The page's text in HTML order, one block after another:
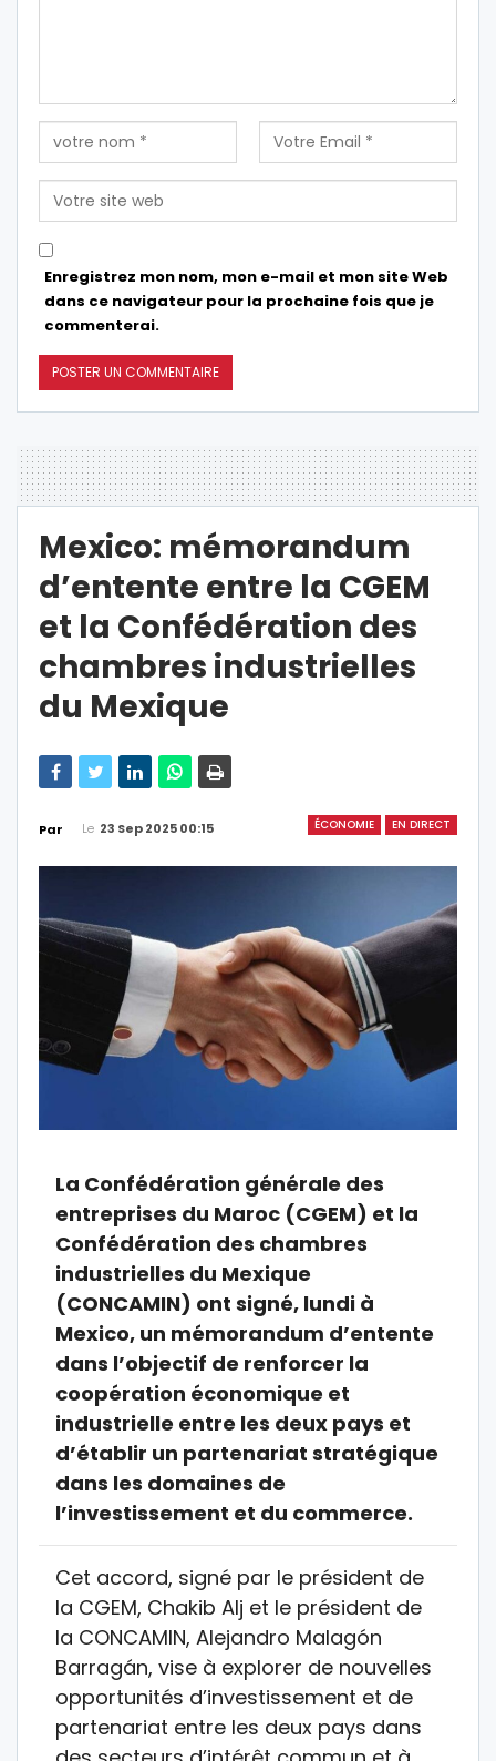
Enregistrez mon nom, mon e-mail et mon site Web
dans ce navigateur pour la prochaine fois que je
commenterai.
Mexico: mémorandum
d’entente entre la CGEM
et la Confédération des
chambres industrielles
du Mexique
ÉCONOMIE EN DIRECT
Par Le 23 Sep 2025 00:15
La Confédération générale des
entreprises du Maroc (CGEM) et la
Confédération des chambres
industrielles du Mexique
(CONCAMIN) ont signé, lundi à
Mexico, un mémorandum d’entente
dans l’objectif de renforcer la
coopération économique et
industrielle entre les deux pays et
d’établir un partenariat stratégique
dans les domaines de
l’investissement et du commerce.
Cet accord, signé par le président de
la CGEM, Chakib Alj et le président de
la CONCAMIN, Alejandro Malagón
Barragán, vise à explorer de nouvelles
opportunités d’investissement et de
partenariat entre les deux pays dans